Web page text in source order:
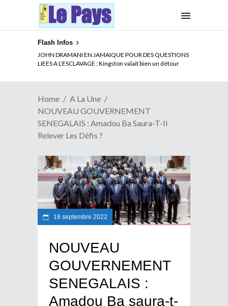
Flash Infos
JOHN DRAMANI EN JAMAIQUE POUR DES QUESTIONS
LIEES A L’ESCLAVAGE : Kingston valait bien un détour
ELECTION DE TALON A LA TETE DU SENAT BENINOIS :
Quand Patrice quitte le pouvoir sans partir !
Home
A La Une
NOUVEAU GOUVERNEMENT
SENEGALAIS : Amadou Ba Saura-T-Il
Relever Les Défis ?
18 septembre 2022
NOUVEAU
GOUVERNEMENT
SENEGALAIS :
Amadou Ba saura-t-